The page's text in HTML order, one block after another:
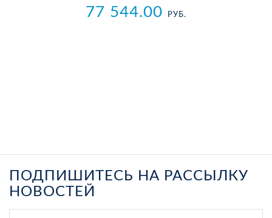
77 544.00 РУБ.
ПОДПИШИТЕСЬ НА РАССЫЛКУ
НОВОСТЕЙ